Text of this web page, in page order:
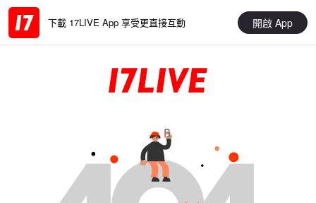
下載 17LIVE App 享受更直接互動 開啟 App